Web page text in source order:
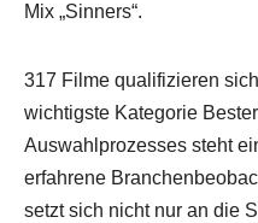
Mix „Sinners“.
317 Filme qualifizieren
wichtigste Kategorie
Auswahlprozesses steht
erfahrene
setzt sich nicht nur an die